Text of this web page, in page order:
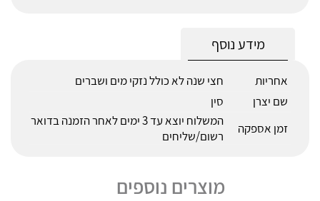
מידע נוסף
אחריות
חצי שנה לא כולל נזקי מים ושברים
שם יצרן
סין
זמן אספקה
המשלוח יוצא עד 3 ימים לאחר הזמנה בדואר
רשום/שליחים
מוצרים נוספים